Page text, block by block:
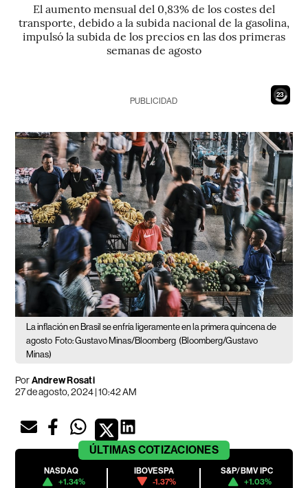
El aumento mensual del 0,83% de los costes del
transporte, debido a la subida nacional de la gasolina,
impulsó la subida de los precios en las dos primeras
semanas de agosto
21
PUBLICIDAD
La inflación en Brasil se enfría ligeramente en la primera quincena de
agosto Foto: Gustavo Minas/Bloomberg (Bloomberg/Gustavo
Minas)
PorAndrew Rosati
27 de agosto, 2024 | 10:42 AM
ÚLTIMAS COTIZACIONES
NASDAQ
+1.34%
IBOVESPA
-1.37%
S&P/BMV IPC
+1.03%